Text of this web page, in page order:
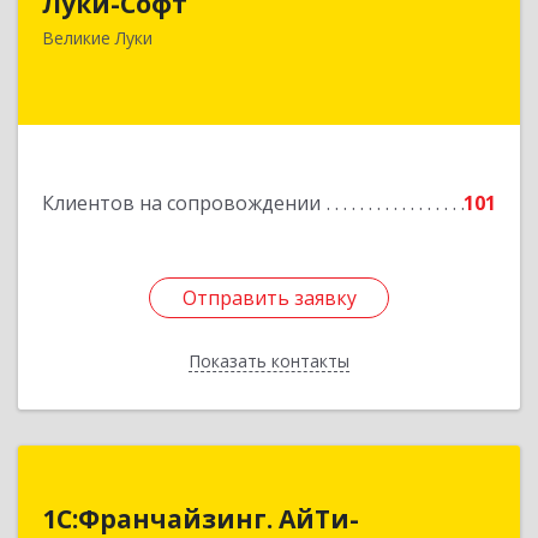
Великие Луки
Клиентов на сопровождении 101
Отправить заявку
Показать контакты
Отправить заявку
Назад
1С:Франчайзинг. АйТи-Консалтинг